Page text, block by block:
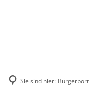
Sie sind hier: